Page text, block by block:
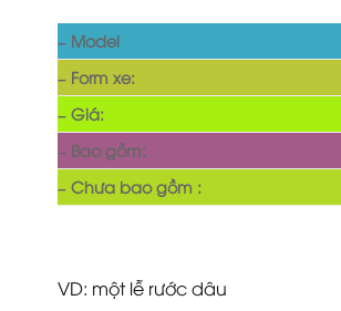
– Model
– Form xe:
– Giá:
– Bao gồm:
– Chưa bao gồm :
VD: một lễ rước dâu